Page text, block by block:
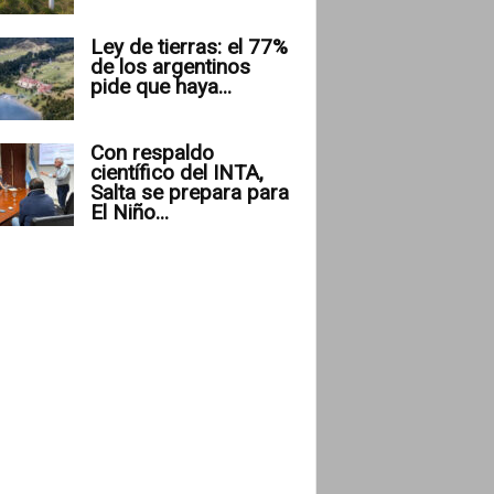
Ley de tierras: el 77%
de los argentinos
pide que haya...
Con respaldo
científico del INTA,
Salta se prepara para
El Niño...